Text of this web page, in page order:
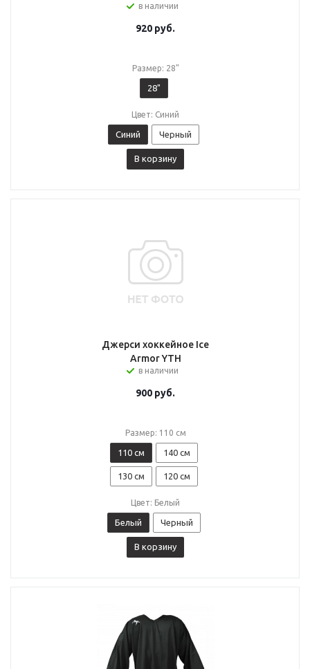
в наличии
920 руб.
Размер: 28"
28"
Цвет: Синий
Синий Черный
В корзину
Джерси хоккейное Ice
Armor YTH
в наличии
900 руб.
Размер: 110 см
110 см 140 см
130 см 120 см
Цвет: Белый
Белый Черный
В корзину